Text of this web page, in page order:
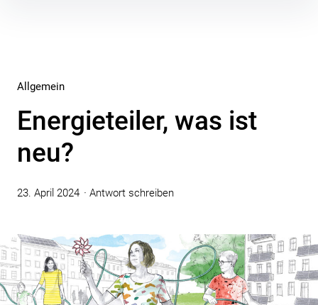
Allgemein
Energieteiler, was ist
neu?
23. April 2024 Antwort schreiben